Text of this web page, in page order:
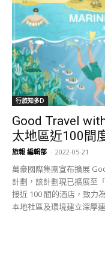
行旅知多D
Good Travel
太地區近100間
旅報 編輯部 - 2022-05-21
萬豪國際集團宣布擴展
計劃，該計劃現已擴展至
接近 100 間的酒店，致力
本地社區及環境建立深厚